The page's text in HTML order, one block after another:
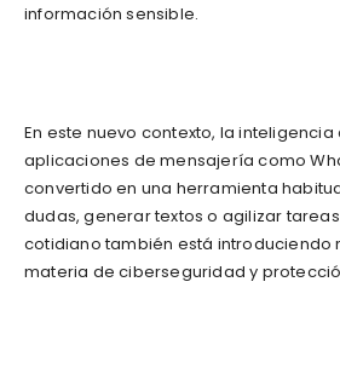
información sensible.
En este nuevo contexto, la
aplicaciones de mensajería como
convertido en una herramienta
dudas, generar textos o agilizar
cotidiano también está introduciendo
materia de ciberseguridad y